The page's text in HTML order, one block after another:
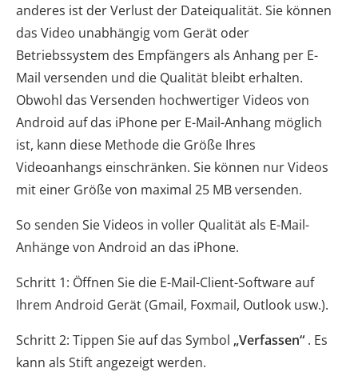
anderes ist der Verlust der Dateiqualität. Sie können
das Video unabhängig vom Gerät oder
Betriebssystem des Empfängers als Anhang per E-
Mail versenden und die Qualität bleibt erhalten.
Obwohl das Versenden hochwertiger Videos von
Android auf das iPhone per E-Mail-Anhang möglich
ist, kann diese Methode die Größe Ihres
Videoanhangs einschränken. Sie können nur Videos
mit einer Größe von maximal 25 MB versenden.
So senden Sie Videos in voller Qualität als E-Mail-
Anhänge von Android an das iPhone.
Schritt 1: Öffnen Sie die E-Mail-Client-Software auf
Ihrem Android Gerät (Gmail, Foxmail, Outlook usw.).
Schritt 2: Tippen Sie auf das Symbol „Verfassen“ . Es
kann als Stift angezeigt werden.